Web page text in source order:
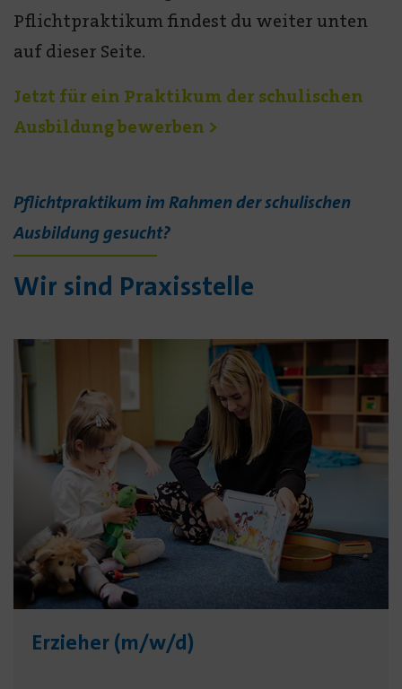
Pflicht­praktikum findest du weiter unten
auf dieser Seite.
Jetzt für ein Praktikum der schulischen
Ausbildung bewerben >
Pflichtpraktikum im Rahmen der schulischen
Ausbildung gesucht?
Wir sind Praxisstelle
Erzieher (m/w/d)